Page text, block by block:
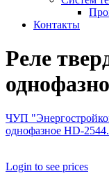
Контакты
Реле
ЧУП
однофазное HD-
Login to see prices